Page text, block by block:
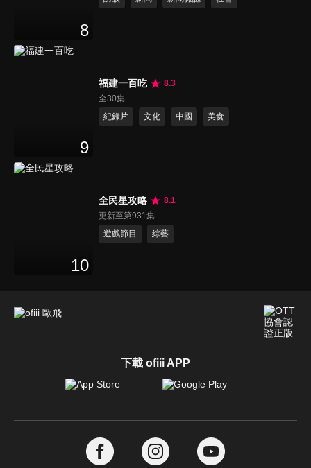
8
9
福建一百吃
8.3
全30集
紀錄片
文化 中國 美食
10
全民星攻略
8.1
更新至第931集
遊戲節目
綜藝
下載 ofiii APP